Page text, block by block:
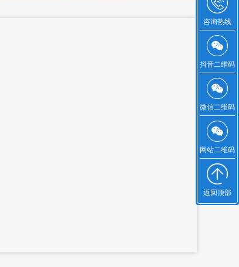
咨询热线
抖音二维码
微信二维码
网站二维码
返回顶部